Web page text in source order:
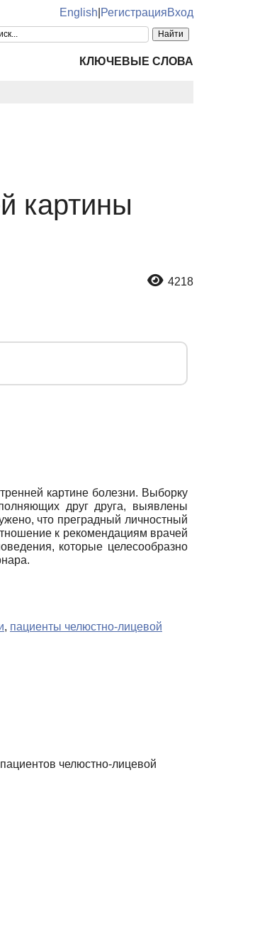
English РегистрацияВход
КЛЮЧЕВЫЕ СЛОВА
картины
4218
картине болезни. Выборку
друг друга, выявлены
что преградный личностный
к рекомендациям врачей
которые целесообразно
, пациенты челюстно-лицевой
челюстно-лицевой